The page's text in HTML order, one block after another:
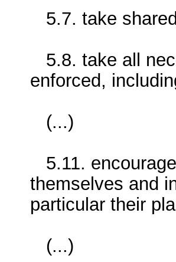
5.7. take
5.8. take all
enforced,
(...)
5.11.
themselves and
particular their
(...)